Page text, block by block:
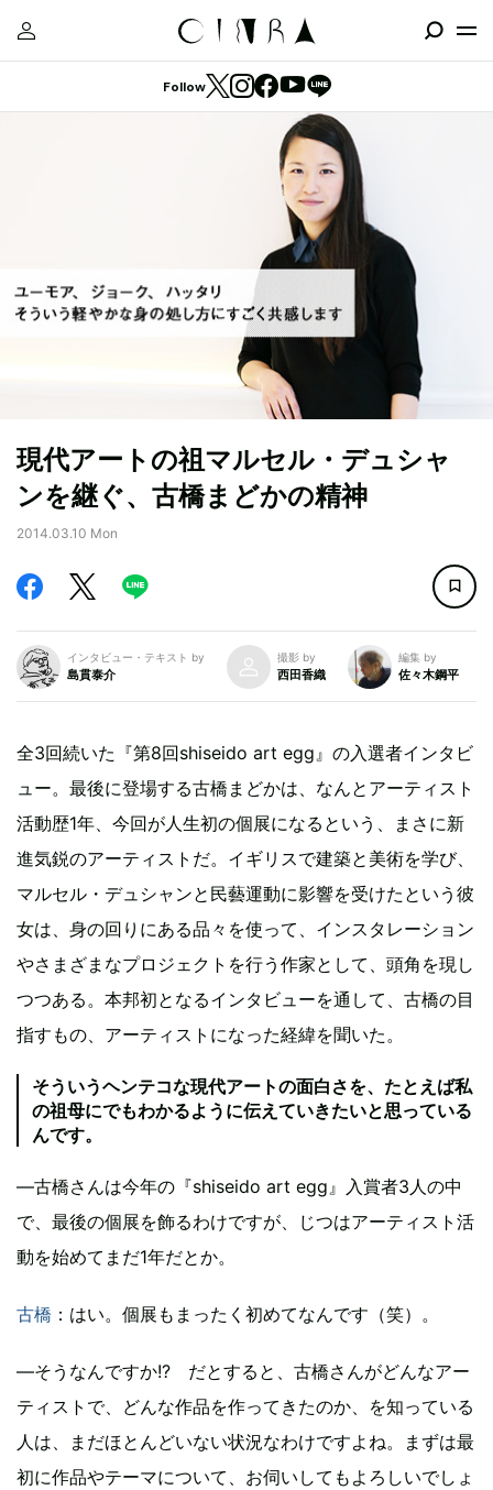
Follow
現代アートの祖マルセル・デュシャ
ンを継ぐ、古橋まどかの精神
2014.03.10 Mon
インタビュー・テキスト by
島貫泰介
撮影 by
西田香織
編集 by
佐々木鋼平
全3回続いた『第8回shiseido art egg』の入選者インタビ
ュー。最後に登場する古橋まどかは、なんとアーティスト
活動歴1年、今回が人生初の個展になるという、まさに新
進気鋭のアーティストだ。イギリスで建築と美術を学び、
マルセル・デュシャンと民藝運動に影響を受けたという彼
女は、身の回りにある品々を使って、インスタレーション
やさまざまなプロジェクトを行う作家として、頭角を現し
つつある。本邦初となるインタビューを通して、古橋の目
指すもの、アーティストになった経緯を聞いた。
そういうヘンテコな現代アートの面白さを、たとえば私
の祖母にでもわかるように伝えていきたいと思っている
んです。
―古橋さんは今年の『shiseido art egg』入賞者3人の中
で、最後の個展を飾るわけですが、じつはアーティスト活
動を始めてまだ1年だとか。
古橋 ：はい。個展もまったく初めてなんです（笑）。
―そうなんですか!? だとすると、古橋さんがどんなアー
ティストで、どんな作品を作ってきたのか、を知っている
人は、まだほとんどいない状況なわけですよね。まずは最
初に作品やテーマについて、お伺いしてもよろしいでしょ